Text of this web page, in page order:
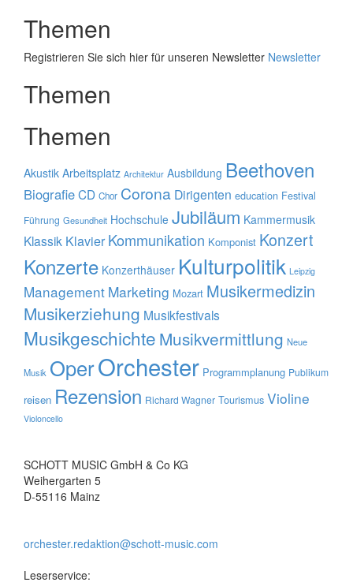
Themen
Registrieren Sie sich hier für unseren Newsletter Newsletter
Themen
Themen
Akustik Arbeitsplatz Architektur Ausbildung Beethoven
BiografieCD Chor Corona Dirigenten education Festival
Führung Gesundheit Hochschule Jubiläum Kammermusik
Klassik Klavier Kommunikation Komponist Konzert
Konzerte Konzerthäuser Kulturpolitik Leipzig
Management Marketing Mozart Musikermedizin
Musikerziehung Musikfestivals
Musikgeschichte Musikvermittlung Neue
Musik OperOrchester Programmplanung Publikum
reisen Rezension Richard Wagner Tourismus Violine
Violoncello
SCHOTT MUSIC GmbH & Co KG
Weihergarten 5
D-55116 Mainz
orchester.redaktion@schott-music.com
Leserservice: